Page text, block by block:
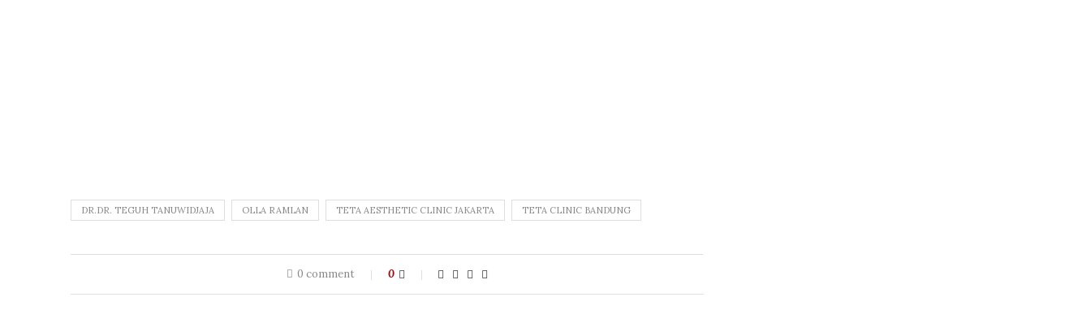
DR.DR. TEGUH TANUWIDJAJA OLLA RAMLAN TETA AESTHETIC CLINIC JAKARTA TETA CLINIC BANDUNG
0 comment 0